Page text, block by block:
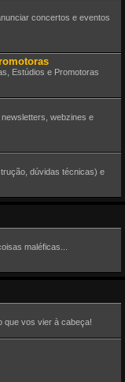
concertos e eventos
Estúdios e Promotoras
webzines e
dúvidas técnicas) e
maléficas...
que vos vier à cabeça!